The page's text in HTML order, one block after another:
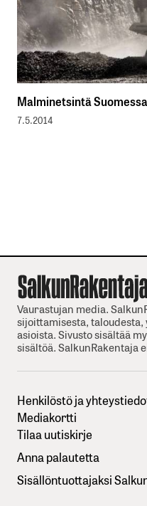
Malminetsintä
7.5.2014
Vaurastujan media.
sijoittamisesta,
asioista. Sivusto sisältää
sisältöä. SalkunRakentaja
Henkilöstö ja
Mediakortti
Tilaa uutiskirje
Anna palautetta
Sisällöntuottajaksi